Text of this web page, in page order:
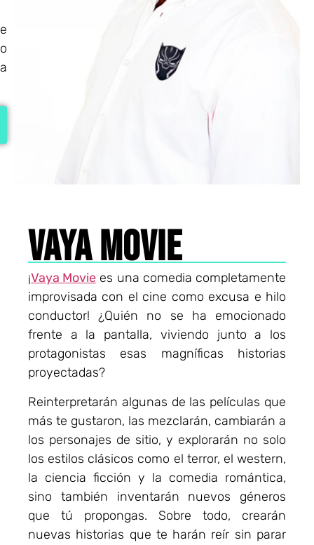
VAYA MOVIE
¡Vaya Movie es una comedia completamente
improvisada con el cine como excusa e hilo
conductor! ¿Quién no se ha emocionado
frente a la pantalla, viviendo junto a los
protagonistas esas magníficas historias
proyectadas?
Reinterpretarán algunas de las películas que
más te gustaron, las mezclarán, cambiarán a
los personajes de sitio, y explorarán no solo
los estilos clásicos como el terror, el western,
la ciencia ficción y la comedia romántica,
sino también inventarán nuevos géneros
que tú propongas. Sobre todo, crearán
nuevas historias que te harán reír sin parar